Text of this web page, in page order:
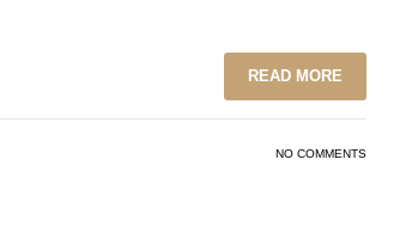
READ MORE
NO COMMENTS